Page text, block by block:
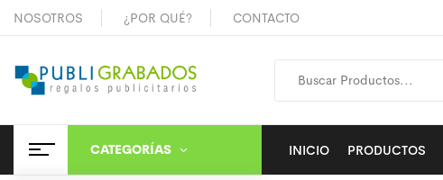
NOSOTROS ¿POR QUÉ? CONTACTO
CATEGORÍAS INICIO PRODUCTOS